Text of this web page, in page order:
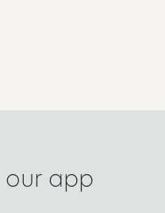
app